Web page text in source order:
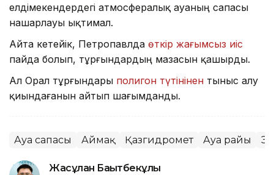
елдімекендердегі атмосфералық ауаның сапасы
нашарлауы ықтимал.
Айта кетейік, Петропавлда өткір жағымсыз иіс
пайда болып, тұрғындардың мазасын қашырды.
Ал Орал тұрғындары полигон түтінінен тыныс алу
қиындағанын айтып шағымданды.
Ауа сапасы Аймақ Қазгидромет Ауа райы
Жасұлан Бақытбекұлы